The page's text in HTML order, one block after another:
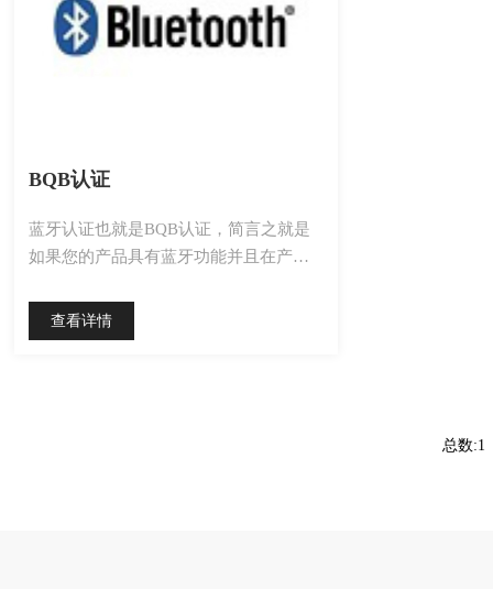
BQB认证
蓝牙认证也就是BQB认证，简言之就是
如果您的产品具有蓝牙功能并且在产品
查看详情
总数:1